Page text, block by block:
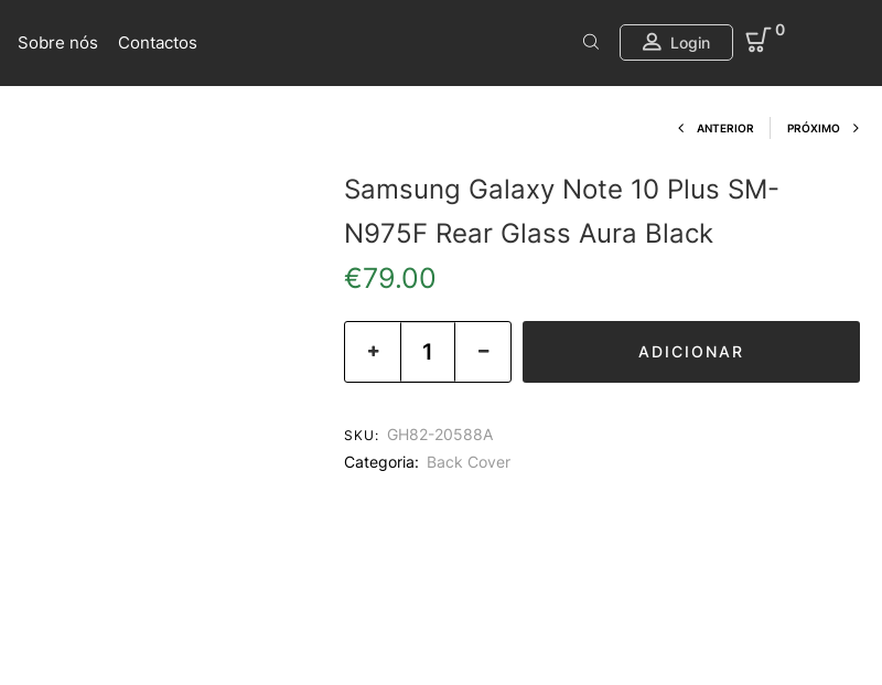
Sobre nós Contactos Login
0
Product
ANTERIOR PRÓXIMO
Samsung Galaxy Note 10 Plus SM-
N975F Rear Glass Aura Black
€79.00
ADICIONAR
SKU: GH82-20588A
Categoria: Back Cover